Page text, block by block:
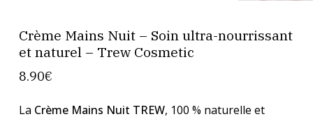
Crème Mains Nuit – Soin ultra-nourrissant
et naturel – Trew Cosmetic
8.90€
La Crème Mains Nuit TREW, 100 % naturelle et